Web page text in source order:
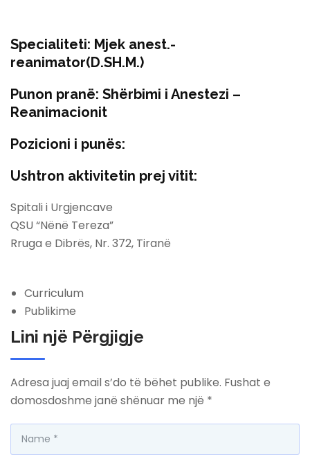
Specialiteti: Mjek anest.-
reanimator(D.SH.M.)
Punon pranë: Shërbimi i Anestezi –
Reanimacionit
Pozicioni i punës:
Ushtron aktivitetin prej vitit:
Spitali i Urgjencave
QSU “Nënë Tereza”
Rruga e Dibrës, Nr. 372, Tiranë
Curriculum
Publikime
Lini një Përgjigje
Adresa juaj email s’do të bëhet publike. Fushat e
domosdoshme janë shënuar me një *